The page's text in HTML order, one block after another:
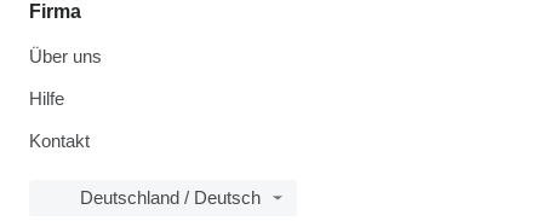
Firma
Über uns
Hilfe
Kontakt
Deutschland / Deutsch